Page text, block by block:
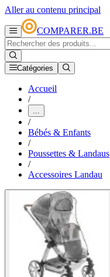
Aller au contenu principal
COMPARER.BE
Catégories
Accueil
/
...
/
Bébés & Enfants
/
Poussettes & Landaus
/
Accessoires Landau